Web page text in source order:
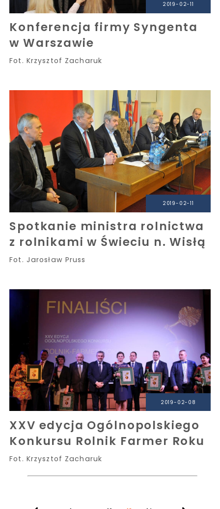
2019-02-11
Konferencja firmy Syngenta
w Warszawie
Fot. Krzysztof Zacharuk
2019-02-11
Spotkanie ministra rolnictwa
z rolnikami w Świeciu n. Wisłą
Fot. Jarosław Pruss
2019-02-08
XXV edycja Ogólnopolskiego
Konkursu Rolnik Farmer Roku
Fot. Krzysztof Zacharuk